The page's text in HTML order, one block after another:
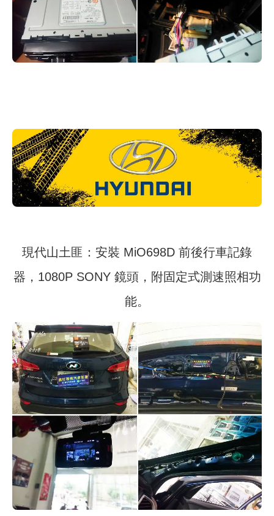
現代山土匪：安裝 MiO698D 前後行車記錄
器，1080P SONY 鏡頭，附固定式測速照相功
能。